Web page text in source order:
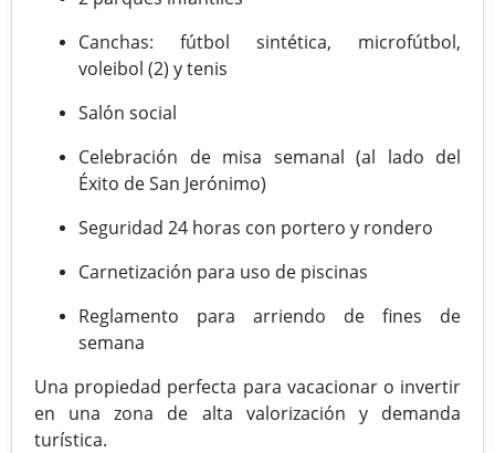
Canchas: fútbol sintética, microfútbol,
voleibol (2) y tenis
Salón social
Celebración de misa semanal (al lado del
Éxito de San Jerónimo)
Seguridad 24 horas con portero y rondero
Carnetización para uso de piscinas
Reglamento para arriendo de fines de
semana
Una propiedad perfecta para vacacionar o invertir
en una zona de alta valorización y demanda
turística.